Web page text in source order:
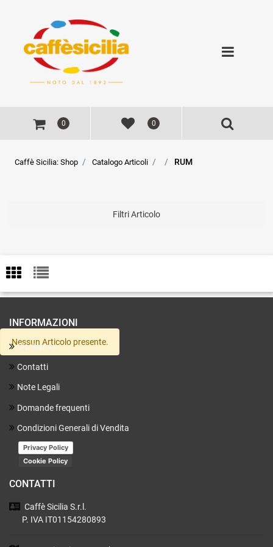
0 0
Caffè Sicilia: Shop Catalogo Articoli RUM
Filtri Articolo
Nessun Articolo presente.
INFORMAZIONI
Chi Siamo
Contatti
Note Legali
Domande frequenti
Condizioni Generali di Vendita
Privacy Policy
Cookie Policy
CONTATTI
Caffè Sicilia S.r.l.
P. IVA IT01154280893